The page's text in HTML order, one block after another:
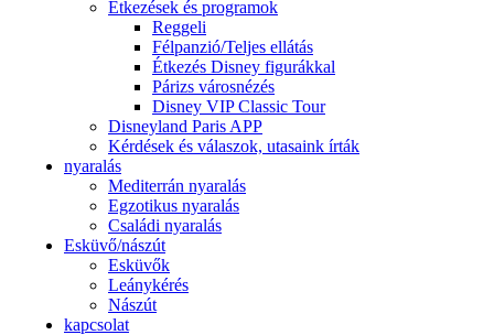
Étkezések és programok
Reggeli
Félpanzió/Teljes ellátás
Étkezés Disney figurákkal
Párizs városnézés
Disney VIP Classic Tour
Disneyland Paris APP
Kérdések és válaszok, utasaink írták
nyaralás
Mediterrán nyaralás
Egzotikus nyaralás
Családi nyaralás
Esküvő/nászút
Esküvők
Leánykérés
Nászút
kapcsolat